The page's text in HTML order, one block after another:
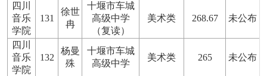
四川
音乐
学院
131
徐世
冉
十堰市车城
高级中学
（复读）
美术类 268.67 未公布
四川
音乐
学院
132
杨曼
殊
十堰市车城
高级中学
美术类 265 未公布